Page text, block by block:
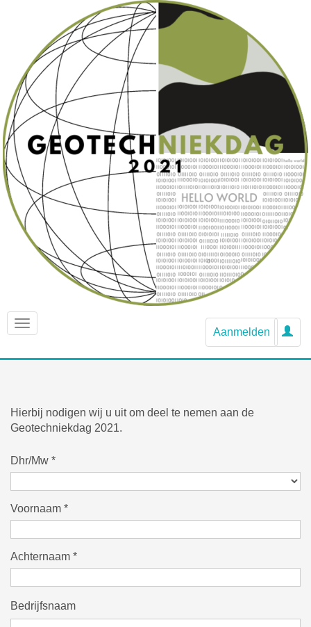
Aanmelden
Hierbij nodigen wij u uit om deel te nemen aan de
Geotechniekdag 2021.
Dhr/Mw *
Voornaam *
Achternaam *
Bedrijfsnaam